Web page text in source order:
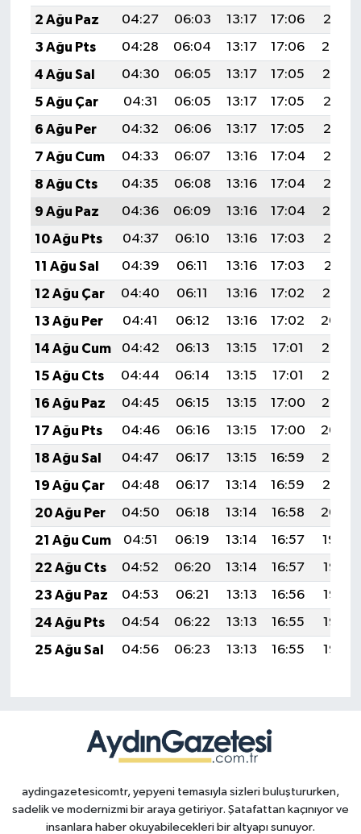
2 Ağu Paz
04:27 06:03 13:17 17:06
20:21
3 Ağu Pts
04:28 06:04 13:17 17:06
20:20
4 Ağu Sal
04:30 06:05 13:17 17:05
20:19
5 Ağu Çar
04:31 06:05 13:17 17:05
20:18
6 Ağu Per
04:32 06:06 13:17 17:05
20:17
7 Ağu Cum
04:33 06:07 13:16 17:04
20:16
8 Ağu Cts
04:35 06:08 13:16 17:04
20:15
9 Ağu Paz
04:36 06:09 13:16 17:04
20:14
10 Ağu Pts
04:37 06:10 13:16 17:03
20:13
11 Ağu Sal
04:39 06:11 13:16 17:03
20:11
12 Ağu Çar
04:40 06:11 13:16 17:02
20:10
13 Ağu Per
04:41 06:12 13:16 17:02
20:09
14 Ağu Cum
04:42 06:13 13:15 17:01
20:08
15 Ağu Cts
04:44 06:14 13:15 17:01
20:06
16 Ağu Paz
04:45 06:15 13:15 17:00
20:05
17 Ağu Pts
04:46 06:16 13:15 17:00
20:04
18 Ağu Sal
04:47 06:17 13:15 16:59
20:03
19 Ağu Çar
04:48 06:17 13:14 16:59
20:01
20 Ağu Per
04:50 06:18 13:14 16:58
20:00
21 Ağu Cum
04:51 06:19 13:14 16:57
19:59
22 Ağu Cts
04:52 06:20 13:14 16:57
19:57
23 Ağu Paz
04:53 06:21 13:13 16:56
19:56
24 Ağu Pts
04:54 06:22 13:13 16:55
19:55
25 Ağu Sal
04:56 06:23 13:13 16:55 19:53
aydingazetesicomtr, yepyeni temasıyla sizleri buluştururken,
sadelik ve modernizmi bir araya getiriyor. Şatafattan kaçınıyor ve
insanlara haber okuyabilecekleri bir altyapı sunuyor.